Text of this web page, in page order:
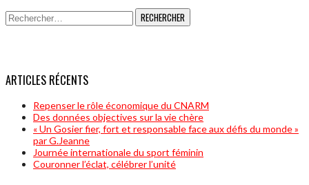
Rechercher :
ARTICLES RÉCENTS
Repenser le rôle économique du CNARM
Des données objectives sur la vie chère
« Un Gosier fier, fort et responsable face aux défis du monde »
par G.Jeanne
Journée internationale du sport féminin
Couronner l’éclat, célébrer l’unité